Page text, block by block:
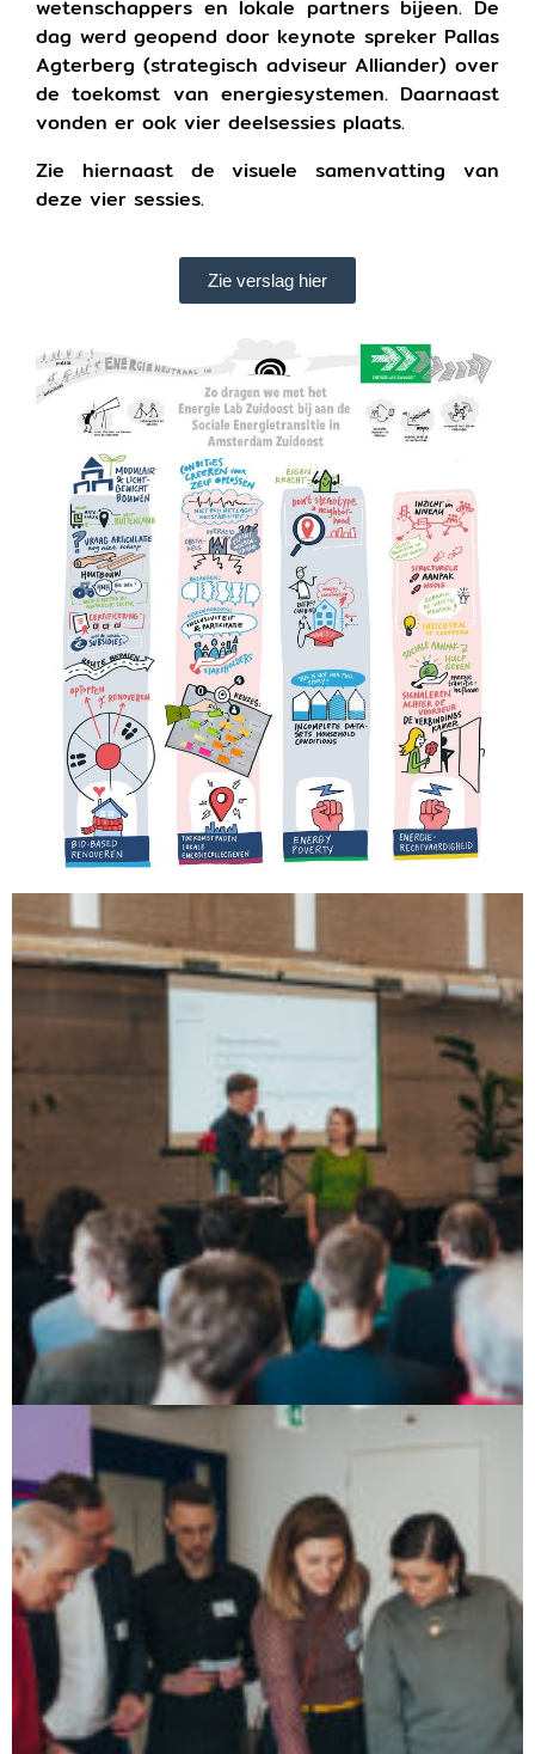
wetenschappers en lokale partners bijeen. De
dag werd geopend door keynote spreker Pallas
Agterberg (strategisch adviseur Alliander) over
de toekomst van energiesystemen. Daarnaast
vonden er ook vier deelsessies plaats.
Zie hiernaast de visuele samenvatting van
deze vier sessies.
Zie verslag hier